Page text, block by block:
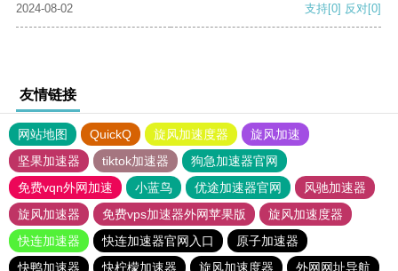
2024-08-02 支持[0] 反对[0]
友情链接
网站地图 QuickQ 旋风加速度器
旋风加速
坚果加速器
tiktok加速器
狗急加速器官网
免费vqn外网加速
小蓝鸟 优途加速器官网
风驰加速器
旋风加速器
免费vps加速器外网苹果版
旋风加速度器
快连加速器
快连加速器官网入口
原子加速器
快鸭加速器
快柠檬加速器 旋风加速度器
外网网址导航